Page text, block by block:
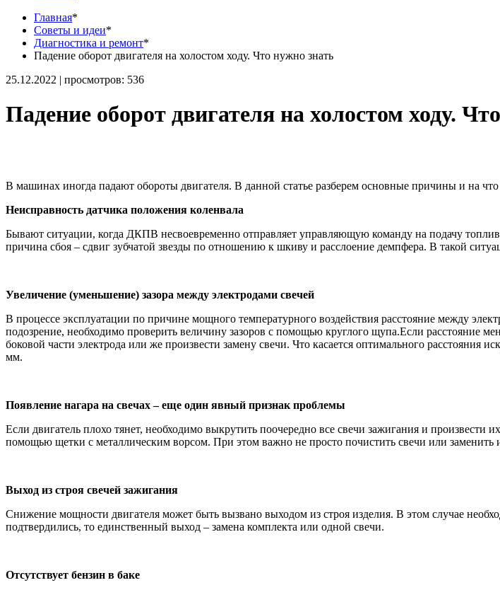
Главная*
Советы и идеи*
Диагностика и ремонт*
Падение оборот двигателя на холостом ходу. Что нужно знать
25.12.2022 | просмотров: 536
Падение оборот двигателя на холостом ходу.
В машинах иногда падают обороты двигателя. В данной статье разберем основные причины и на
Неисправность датчика положения коленвала
Бывают ситуации, когда ДКПВ несвоевременно отправляет управляющую команду на подачу
причина сбоя – сдвиг зубчатой звезды по отношению к шкиву и расслоение демпфера. В такой
Увеличение (уменьшение) зазора между электродами свечей
В процессе эксплуатации по причине мощного температурного воздействия расстояние между
подозрение, необходимо проверить величину зазоров с помощью круглого щупа.Если
боковой части электрода или же произвести замену свечи. Что касается оптимального
мм.
Появление нагара на свечах – еще один явный признак проблемы
Если двигатель плохо тянет, необходимо выкрутить поочередно все свечи зажигания и произвести
помощью щетки с металлическим ворсом. При этом важно не просто почистить свечи или заменить
Выход из строя свечей зажигания
Снижение мощности двигателя может быть вызвано выходом из строя изделия. В этом случае
подтвердились, то единственный выход – замена комплекта или одной свечи.
Отсутствует бензин в баке